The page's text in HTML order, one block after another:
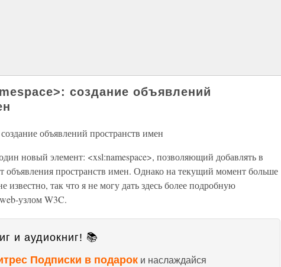
создание объявлений
объявлений пространств имен
новый элемент: <xsl:namespace>, позволяющий добавлять в
объявления пространств имен. Однако на текущий момент больше
известно, так что я не могу дать здесь более подробную
узлом W3C.
и аудиокниг! 📚
Подписки в подарок и наслаждайся